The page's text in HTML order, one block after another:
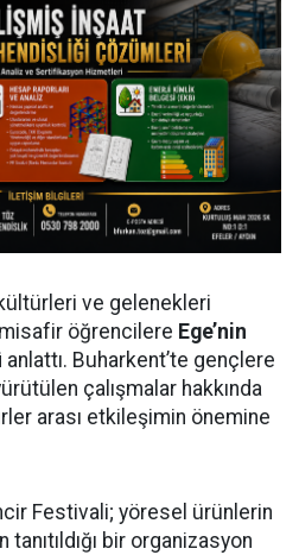
ve gelenekleri
misafir öğrencilere Ege’nin
anlattı. Buharkent’te gençlere
çalışmalar hakkında
arası etkileşimin önemine
Festivali; yöresel ürünlerin
bir organizasyon